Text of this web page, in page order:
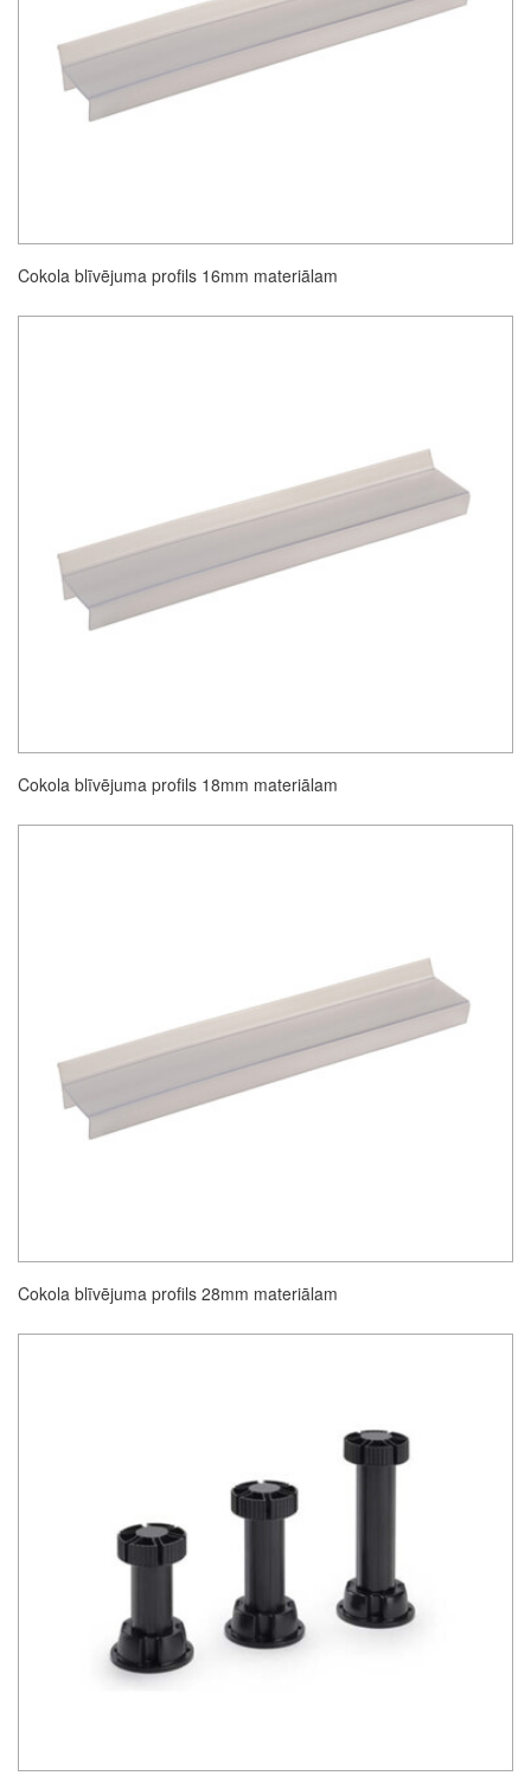
Cokola blīvējuma profils 16mm materiālam
Cokola blīvējuma profils 18mm materiālam
Cokola blīvējuma profils 28mm materiālam